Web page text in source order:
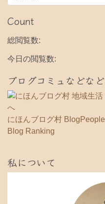
ー
カ
ブ
Count
総閲覧数:
今日の閲覧数:
ブログコミュなどなど
にほんブログ村 BlogPeople
Blog Ranking
私について